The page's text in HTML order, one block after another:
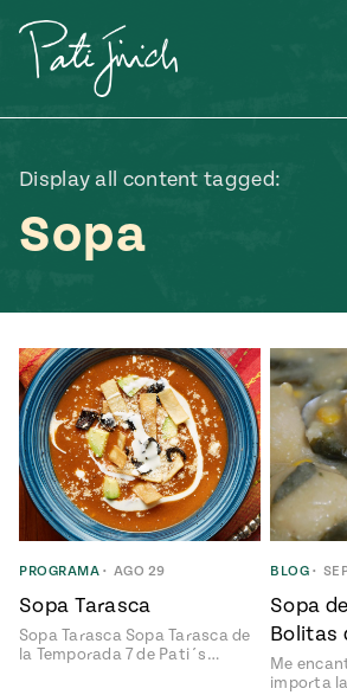
contenido
elote
S14
1409:
en Mi
ENGLISH•ESPAÑOL
Display all content tagged:
Sopa
PROGRAMA • AGO 29
Sopa Tarasca
Sopa Tarasca Sopa Tarasca de
la Temporada 7 de Pati´s…
BLOG •
Sopa
Bolitas
Me
importa